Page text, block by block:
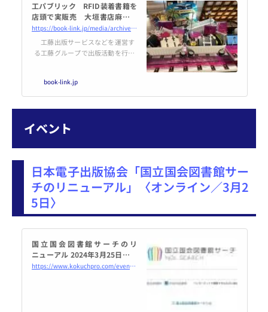
工パブリック RFID装着書籍を
店頭で実販売 大垣書店麻布台
ヒルズ店で - BookLink
https://book-link.jp/media/archives/12661
工藤出版サービスなどを運営す
る工藤グループで出版活動を行う
籍『美容は貯えられる』を実際の
書店店頭で販売し、購入者に特典
を提供する実験を行った。 『美
book-link.jp
イベント
日本電子出版協会「国立国会図書館サー
チのリニューアル」〈オンライン／3月2
5日〉
国立国会図書館サーチのリ
ニューアル 2024年3月25日（オ
ンライン・Zoom） - こくちー
https://www.kokuchpro.com/event/20240325/